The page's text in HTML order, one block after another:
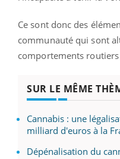
Ce sont donc des
communauté qui sont
comportements
SUR LE MÊME
Cannabis : une
milliard d'euros à la
Dépénalisation du